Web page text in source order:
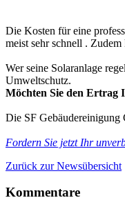
Die Kosten für eine
meist sehr schnell . Zudem
Wer seine Solaranlage
Umweltschutz.
Möchten Sie den Ertrag
Die SF Gebäudereinigung
Fordern Sie jetzt Ihr
Zurück zur Newsübersicht
Kommentare